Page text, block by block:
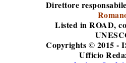
Direttore
Listed in ROAD,
Copyrights © 2015 -
Ufficio